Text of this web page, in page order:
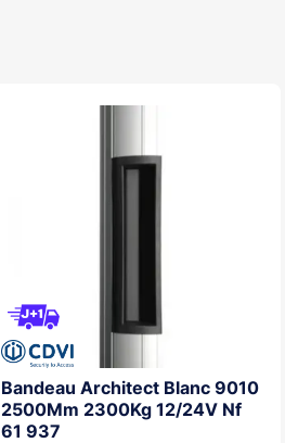
Bandeau Architect Blanc 9010
2500Mm 2300Kg 12/24V Nf
61 937